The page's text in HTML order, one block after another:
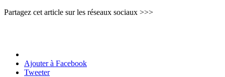
Partagez cet article sur les réseaux sociaux >>>
Ajouter à Facebook
Tweeter